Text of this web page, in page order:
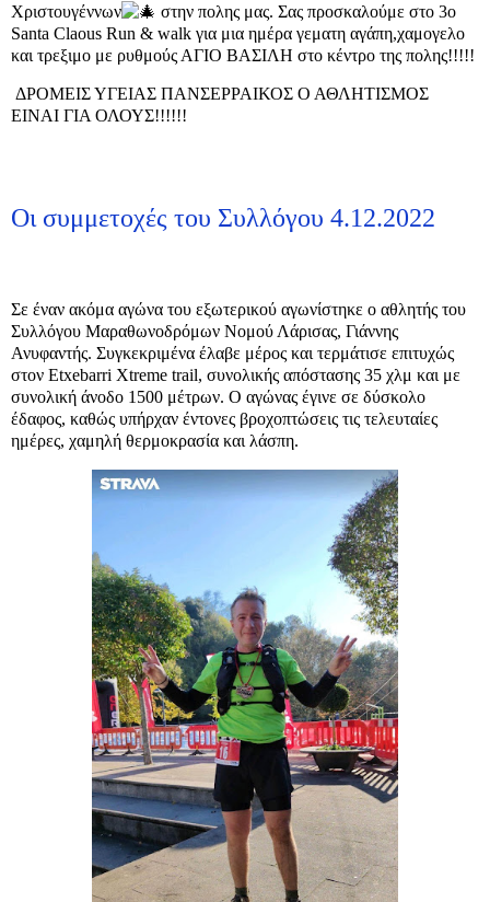
Χριστουγέννων
στην πολης μας. Σας προσκαλούμε στο 3ο
Santa Claous Run & walk για μια ημέρα γεματη αγάπη,χαμογελο
και τρεξιμο με ρυθμούς ΑΓΙΟ ΒΑΣΙΛΗ στο κέντρο της πολης!!!!!
ΔΡΟΜΕΙΣ ΥΓΕΙΑΣ ΠΑΝΣΕΡΡΑΙΚΟΣ Ο ΑΘΛΗΤΙΣΜΟΣ
ΕΙΝΑΙ ΓΙΑ ΟΛΟΥΣ!!!!!!
Οι συμμετοχές του Συλλόγου 4.12.2022
Σε έναν ακόμα αγώνα του εξωτερικού αγωνίστηκε ο αθλητής του
Συλλόγου Μαραθωνοδρόμων Νομού Λάρισας, Γιάννης
Ανυφαντής. Συγκεκριμένα έλαβε μέρος και τερμάτισε επιτυχώς
στον Etxebarri Xtreme trail, συνολικής απόστασης 35 χλμ και με
συνολική άνοδο 1500 μέτρων. Ο αγώνας έγινε σε δύσκολο
έδαφος, καθώς υπήρχαν έντονες βροχοπτώσεις τις τελευταίες
ημέρες, χαμηλή θερμοκρασία και λάσπη.